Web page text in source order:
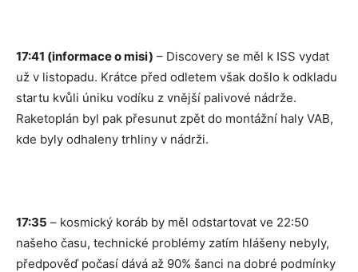
17:41 (informace o misi) – Discovery se měl k ISS vydat
už v listopadu. Krátce před odletem však došlo k odkladu
startu kvůli úniku vodíku z vnější palivové nádrže.
Raketoplán byl pak přesunut zpět do montážní haly VAB,
kde byly odhaleny trhliny v nádrži.
17:35 – kosmický koráb by měl odstartovat ve 22:50
našeho času, technické problémy zatím hlášeny nebyly,
předpověď počasí dává až 90% šanci na dobré podmínky